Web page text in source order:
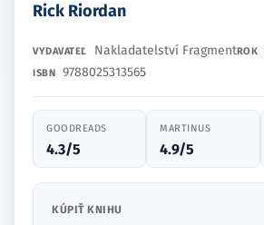
Rick Riordan
VYDAVATEĽ Nakladatelství FragmentROK
ISBN 9788025313565
GOODREADS
4.3/5
MARTINUS
4.9/5
KÚPIŤ KNIHU